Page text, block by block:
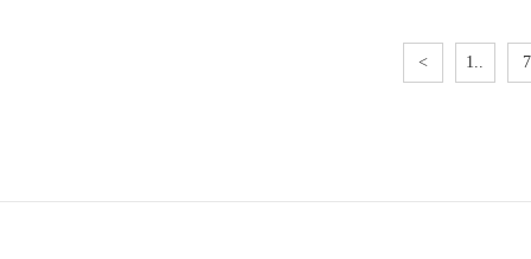
< 1.. 7